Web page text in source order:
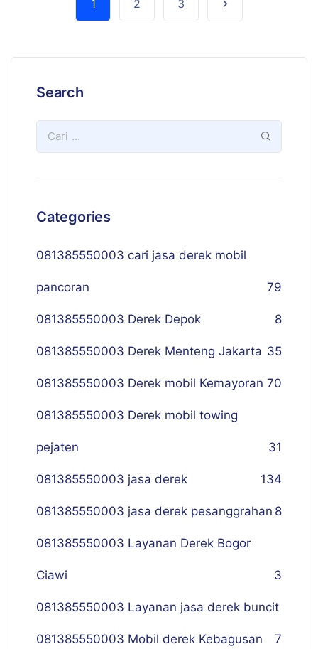
1 2 3
Search
Categories
081385550003 cari jasa derek mobil
pancoran 79
081385550003 Derek Depok 8
081385550003 Derek Menteng Jakarta 35
081385550003 Derek mobil Kemayoran 70
081385550003 Derek mobil towing
pejaten 31
081385550003 jasa derek 134
081385550003 jasa derek pesanggrahan 8
081385550003 Layanan Derek Bogor
Ciawi 3
081385550003 Layanan jasa derek buncit
7
081385550003 Mobil derek Kebagusan